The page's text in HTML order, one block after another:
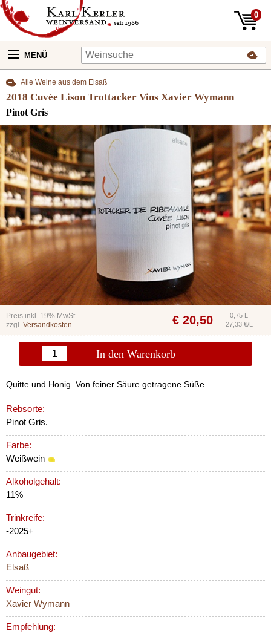
0
MENÜ
Alle Weine aus dem Elsaß
2018 Cuvée Lison Trottacker Vins Xavier Wymann
Pinot Gris
Preis inkl. 19% MwSt.
zzgl. Versandkosten € 20,50
0,75 L
27,33 €/L
In den Warenkorb
Quitte und Honig. Von feiner Säure getragene Süße.
Rebsorte:
Pinot Gris.
Farbe:
Weißwein
Alkoholgehalt:
11%
Trinkreife:
-2025+
Anbaugebiet:
Elsaß
Weingut:
Xavier Wymann
Empfehlung: